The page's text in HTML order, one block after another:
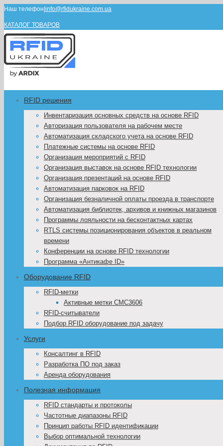
Наш телефон info@rfidukraine.com.ua
КАТАЛОГ ТОВАРОВ
RFID решения
Инвентаризация основных средств на основе RFID
Авторизация пользователя на рабочем месте
Автоматизация складского учета на основе RFID
Платежные системы на основе RFID
Организация мероприятий с RFID
Организация выставок на основе RFID технологии
Организация презентаций на основе RFID
Автоматизация парковок на RFID
Организация безналичной оплаты проезда в транспорте
Автоматизация библиотек, архивов и книжных магазинов
Программы лояльности на бесконтактных картах
RTLS системы позиционирования объектов в реальном
времени
Конференции на основе RFID технологии
Программа «Антикафе ID»
Оборудование RFID
RFID-метки
Активные метки CMC3606
RFID-считыватели
Подбор RFID оборудование под задачу
Услуги
Консалтинг в RFID
Разработка ПО под заказ
Аренда оборудования
Полезная информация
RFID стандарты и протоколы
Частотные диапазоны RFID
Принцип работы RFID идентификации
Выбор оптимальной технологии